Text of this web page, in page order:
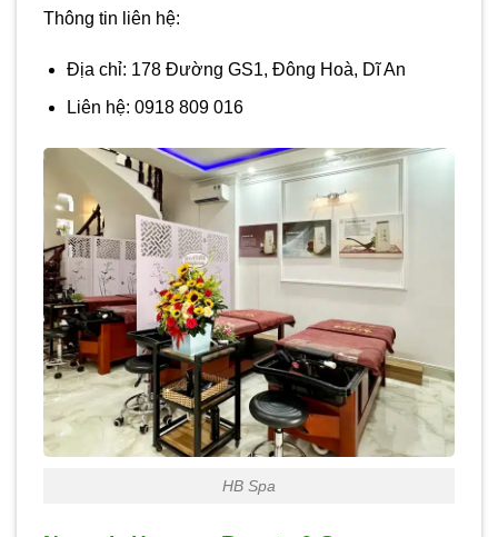
Thông tin liên hệ:
Địa chỉ: 178 Đường GS1, Đông Hoà, Dĩ An
Liên hệ: 0918 809 016
HB Spa